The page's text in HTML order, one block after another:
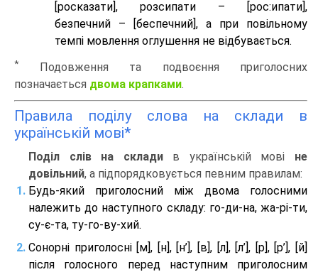
[росказати], розсипати – [роc:ипати],
безпечний – [беспечний], а при повільному
темпі мовлення оглушення не відбувається.
*
Подовження та подвоєння приголосних
позначається двома крапками.
Правила поділу слова на склади в
українській мові*
Поділ слів на складив українській мові не
довільний, а підпорядковується певним правилам:
Будь-який приголосний між двома голосними
належить до наступного складу: го-ди-на, жа-рі-ти,
су-є-та, ту-го-ву-хий.
Сонорні приголосні [м], [н], [н’], [в], [л], [л’], [р], [р’], [й]
після голосного перед наступним приголосним